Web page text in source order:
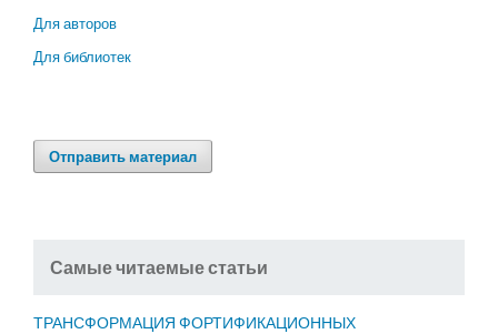
Для авторов
Для библиотек
Отправить материал
Самые читаемые статьи
ТРАНСФОРМАЦИЯ ФОРТИФИКАЦИОННЫХ